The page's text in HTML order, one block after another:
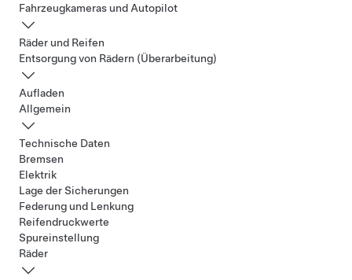
Fahrzeugkameras und Autopilot
Räder und Reifen
Entsorgung von Rädern (Überarbeitung)
Aufladen
Allgemein
Technische Daten
Bremsen
Elektrik
Lage der Sicherungen
Federung und Lenkung
Reifendruckwerte
Spureinstellung
Räder